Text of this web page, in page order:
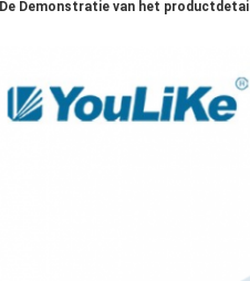
De Demonstratie van het productdetail